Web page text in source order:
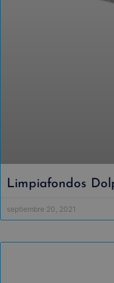
Limpiafondos
septiembre 20, 2021